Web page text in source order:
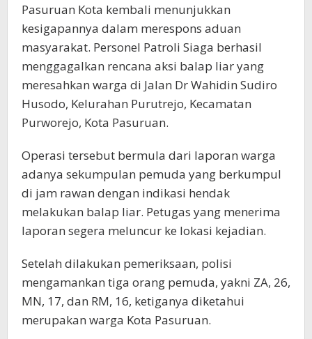
Pasuruan Kota kembali menunjukkan
kesigapannya dalam merespons aduan
masyarakat. Personel Patroli Siaga berhasil
menggagalkan rencana aksi balap liar yang
meresahkan warga di Jalan Dr Wahidin Sudiro
Husodo, Kelurahan Purutrejo, Kecamatan
Purworejo, Kota Pasuruan.
Operasi tersebut bermula dari laporan warga
adanya sekumpulan pemuda yang berkumpul
di jam rawan dengan indikasi hendak
melakukan balap liar. Petugas yang menerima
laporan segera meluncur ke lokasi kejadian.
Setelah dilakukan pemeriksaan, polisi
mengamankan tiga orang pemuda, yakni ZA, 26,
MN, 17, dan RM, 16, ketiganya diketahui
merupakan warga Kota Pasuruan.